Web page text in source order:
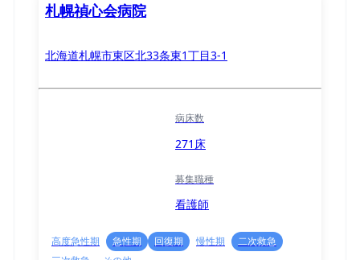
札幌禎心会病院
北海道札幌市東区北33条東1丁目3-1
病床数
271床
募集職種
看護師
高度急性期 急性期 回復期 慢性期
二次救急